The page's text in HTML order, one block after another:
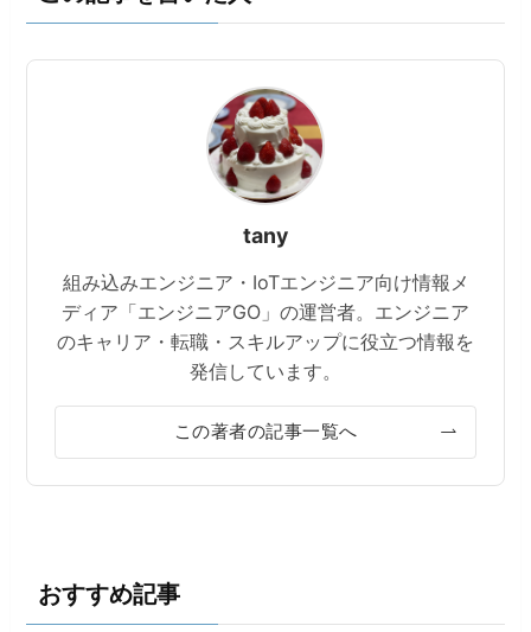
tany
組み込みエンジニア・IoTエンジニア向け情報メ
ディア「エンジニアGO」の運営者。エンジニア
のキャリア・転職・スキルアップに役立つ情報を
発信しています。
この著者の記事一覧へ
おすすめ記事